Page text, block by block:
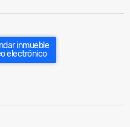
inmueble
electrónico